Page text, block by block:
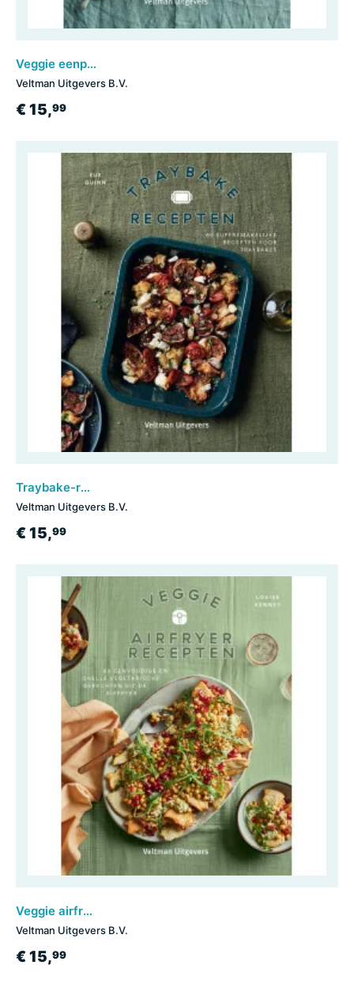
Veggie eenpansrecepten
Veltman Uitgevers B.V.
€ 15,99
Traybake-recepten
Veltman Uitgevers B.V.
€ 15,99
Veggie airfryer recepten
Veltman Uitgevers B.V.
€ 15,99